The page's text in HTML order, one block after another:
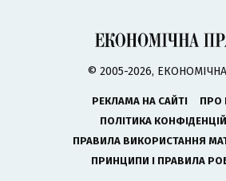
© 2005-2026,
РЕКЛАМА НА САЙТІ
ПРО
ПОЛІТИКА
ПРАВИЛА ВИКОРИСТАННЯ
ПРИНЦИПИ І ПРАВИЛА